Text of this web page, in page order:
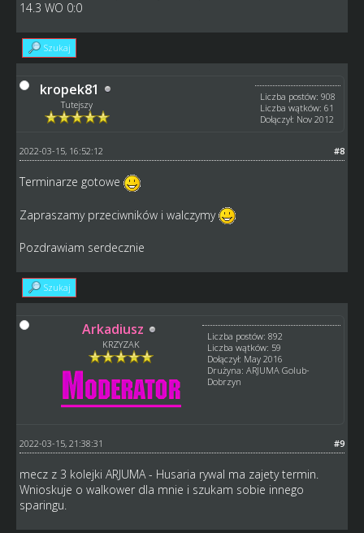
14.3 WO 0:0
Szukaj
kropek81
Tutejszy
Liczba postów: 908
Liczba wątków: 61
Dołączył: Nov 2012
#8
2022-03-15, 16:52:12
Terminarze gotowe
Zapraszamy przeciwników i walczymy
Pozdrawiam serdecznie
Szukaj
Arkadiusz
KRZYZAK
Liczba postów: 892
Liczba wątków: 59
Dołączył: May 2016
Drużyna: ARJUMA Golub-
Dobrzyn
#9
2022-03-15, 21:38:31
mecz z 3 kolejki ARJUMA - Husaria rywal ma zajety termin.
Wnioskuje o walkower dla mnie i szukam sobie innego
sparingu.